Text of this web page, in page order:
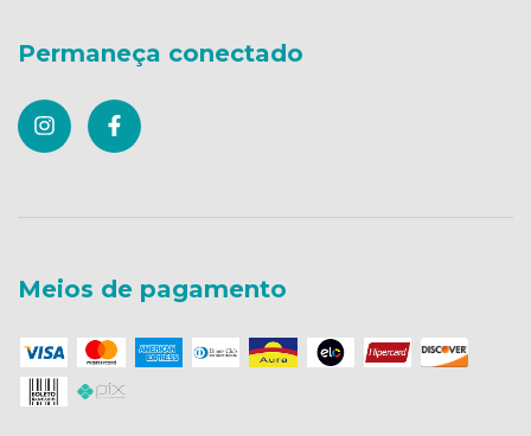
Permaneça conectado
Meios de pagamento